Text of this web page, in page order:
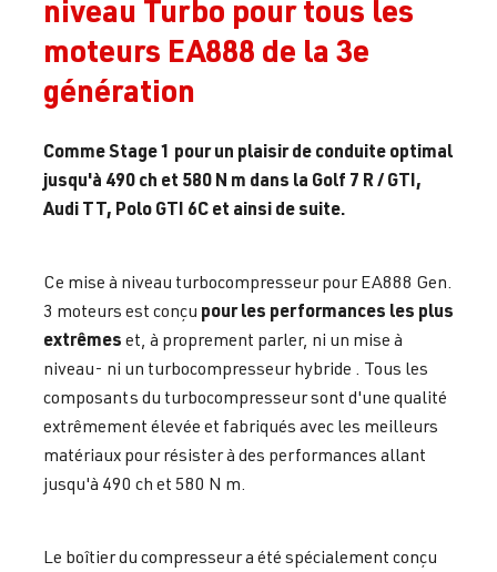
niveau Turbo pour tous les
moteurs EA888 de la 3e
génération
Comme Stage 1 pour un plaisir de conduite optimal
jusqu'à 490 ch et 580 N m dans la Golf 7 R / GTI,
Audi TT, Polo GTI 6C et ainsi de suite.
Ce mise à niveau turbocompresseur pour EA888 Gen.
3 moteurs est conçu pourles performances les plus
extrêmes et, à proprement parler, ni un mise à
niveau- ni un turbocompresseur hybride . Tous les
composants du turbocompresseur sont d'une qualité
extrêmement élevée et fabriqués avec les meilleurs
matériaux pour résister à des performances allant
jusqu'à 490 ch et 580 N m.
Le boîtier du compresseur a été spécialement conçu